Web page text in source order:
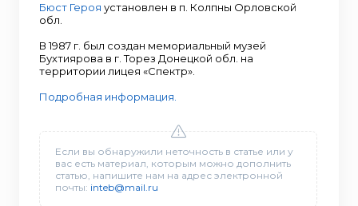
Бюст Героя установлен в п. Колпны Орловской
обл.
В 1987 г. был создан мемориальный музей
Бухтиярова в г. Торез Донецкой обл. на
территории лицея «Спектр».
Подробная информация.
Если вы обнаружили неточность в статье или у
вас есть материал, которым можно дополнить
статью, напишите нам на адрес электронной
почты: inteb@mail.ru